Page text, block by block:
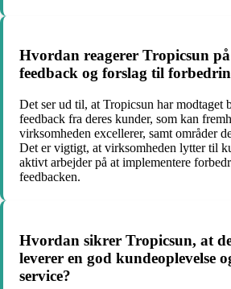
Hvordan reagerer Tropicsun
feedback og forslag til
Det ser ud til, at Tropicsun har modtaget
feedback fra deres kunder, som kan
virksomheden excellerer, samt områder
Det er vigtigt, at virksomheden lytter til
aktivt arbejder på at implementere
feedbacken.
Hvordan sikrer Tropicsun, at
leverer en god kundeoplevelse
service?